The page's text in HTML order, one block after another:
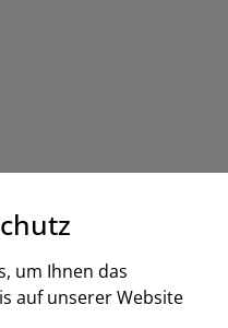
um Ihnen das
auf unserer Website